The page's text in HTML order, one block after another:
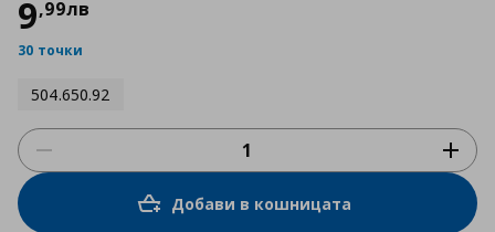
9,99лв
30 точки
504.650.92
Добави в кошницата